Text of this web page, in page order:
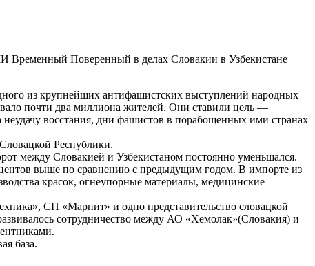
Временный Поверенный в делах Словакии в Узбекистане
из крупнейших антифашистских выступлений народных
почти два миллиона жителей. Они ставили цель —
неудачу восстания, дни фашистов в порабощенных ими странах
Республики.
между Словакией и Узбекистаном постоянно уменьшался.
выше по сравнению с предыдущим годом. В импорте из
красок, огнеупорные материалы, медицинские
СП «Марнит» и одно представительство словацкой
сотрудничество между АО «Хемолак»(Словакия) и
база.